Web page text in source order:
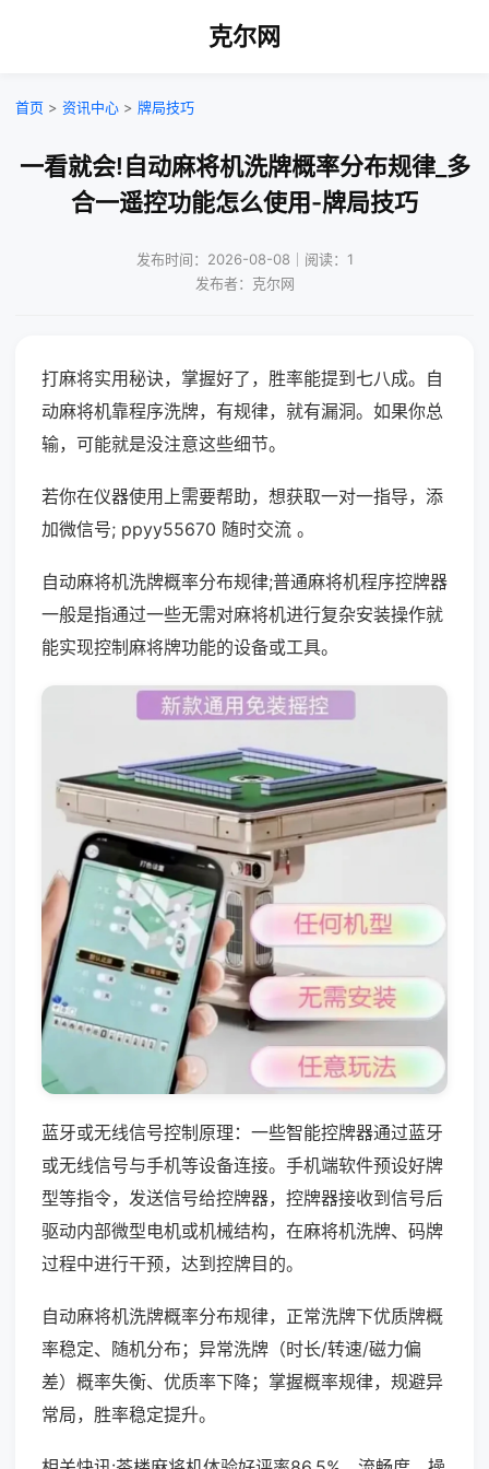
克尔网
首页 > 资讯中心 > 牌局技巧
一看就会!自动麻将机洗牌概率分布规律_多
合一遥控功能怎么使用-牌局技巧
发布时间：2026-08-08｜阅读：1
发布者：克尔网
打麻将实用秘诀，掌握好了，胜率能提到七八成。自
动麻将机靠程序洗牌，有规律，就有漏洞。如果你总
输，可能就是没注意这些细节。
若你在仪器使用上需要帮助，想获取一对一指导，添
加微信号; ppyy55670 随时交流 。
自动麻将机洗牌概率分布规律;普通麻将机程序控牌器
一般是指通过一些无需对麻将机进行复杂安装操作就
能实现控制麻将牌功能的设备或工具。
蓝牙或无线信号控制原理：一些智能控牌器通过蓝牙
或无线信号与手机等设备连接。手机端软件预设好牌
型等指令，发送信号给控牌器，控牌器接收到信号后
驱动内部微型电机或机械结构，在麻将机洗牌、码牌
过程中进行干预，达到控牌目的。
自动麻将机洗牌概率分布规律，正常洗牌下优质牌概
率稳定、随机分布；异常洗牌（时长/转速/磁力偏
差）概率失衡、优质率下降；掌握概率规律，规避异
常局，胜率稳定提升。